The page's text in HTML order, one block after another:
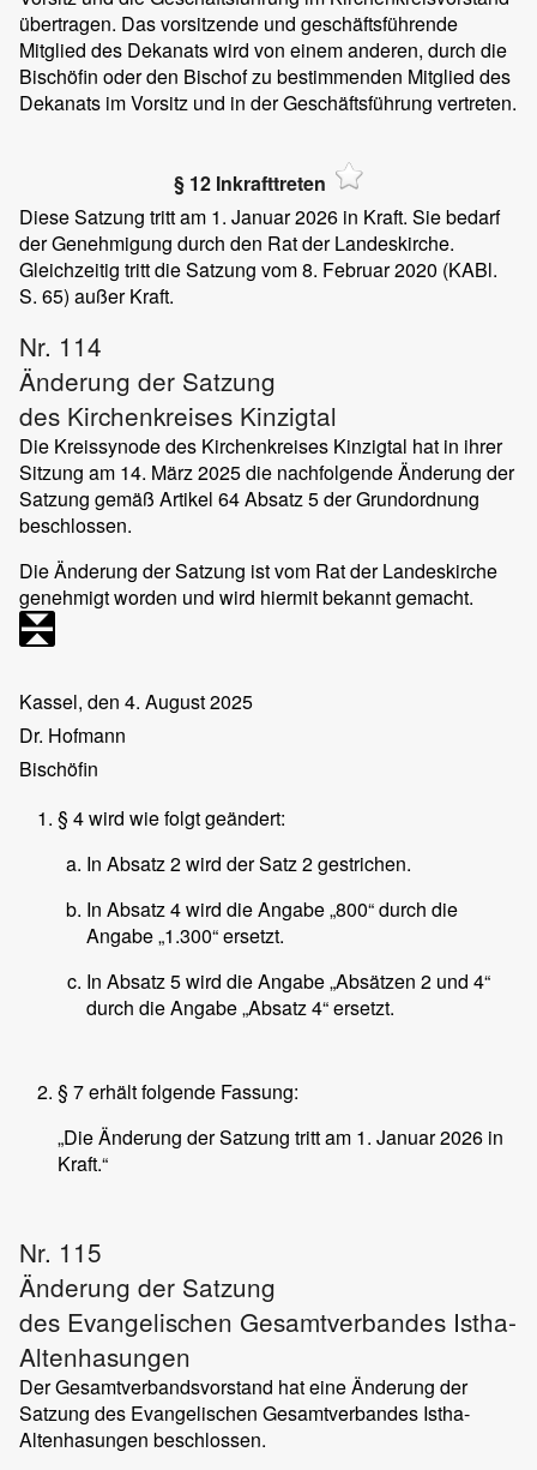
übertragen. Das vorsitzende und geschäftsführende
Mitglied des Dekanats wird von einem anderen, durch die
Bischöfin oder den Bischof zu bestimmenden Mitglied des
Dekanats im Vorsitz und in der Geschäftsführung vertreten.
§ 12 Inkrafttreten
Diese Satzung tritt am 1. Januar 2026 in Kraft. Sie bedarf
der Genehmigung durch den Rat der Landeskirche.
Gleichzeitig tritt die Satzung vom 8. Februar 2020 (KABl.
S. 65) außer Kraft.
Nr. 114
Änderung der Satzung
des Kirchenkreises Kinzigtal
Die Kreissynode des Kirchenkreises Kinzigtal hat in ihrer
Sitzung am 14. März 2025 die nachfolgende Änderung der
Satzung gemäß Artikel 64 Absatz 5 der Grundordnung
beschlossen.
Die Änderung der Satzung ist vom Rat der Landeskirche
genehmigt worden und wird hiermit bekannt gemacht.
Kassel, den 4. August 2025
Dr. Hofmann
Bischöfin
§ 4 wird wie folgt geändert:
In Absatz 2 wird der Satz 2 gestrichen.
In Absatz 4 wird die Angabe „800“ durch die
Angabe „1.300“ ersetzt.
In Absatz 5 wird die Angabe „Absätzen 2 und 4“
durch die Angabe „Absatz 4“ ersetzt.
§ 7 erhält folgende Fassung:
„Die Änderung der Satzung tritt am 1. Januar 2026 in
Kraft.“
Nr. 115
Änderung der Satzung
des Evangelischen Gesamtverbandes Istha-
Altenhasungen
Der Gesamtverbandsvorstand hat eine Änderung der
Satzung des Evangelischen Gesamtverbandes Istha-
Altenhasungen beschlossen.